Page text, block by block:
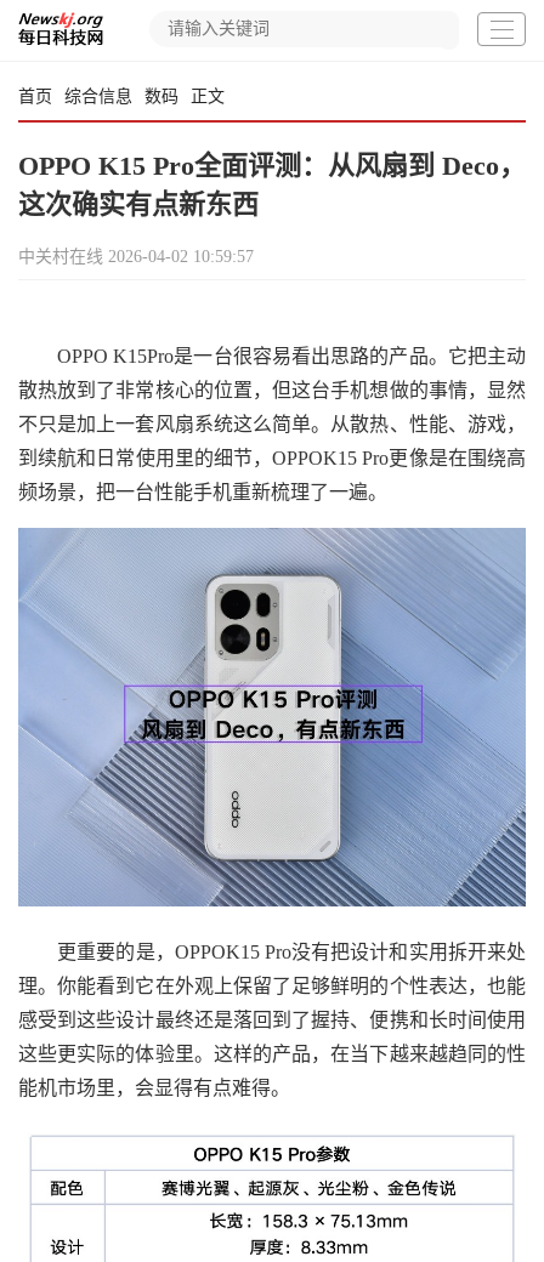
首页 综合信息 数码 正文
OPPO K15 Pro全面评测：从风扇到 Deco，
这次确实有点新东西
中关村在线 2026-04-02 10:59:57
OPPO K15Pro是一台很容易看出思路的产品。它把主动
散热放到了非常核心的位置，但这台手机想做的事情，显然
不只是加上一套风扇系统这么简单。从散热、性能、游戏，
到续航和日常使用里的细节，OPPOK15 Pro更像是在围绕高
频场景，把一台性能手机重新梳理了一遍。
更重要的是，OPPOK15 Pro没有把设计和实用拆开来处
理。你能看到它在外观上保留了足够鲜明的个性表达，也能
感受到这些设计最终还是落回到了握持、便携和长时间使用
这些更实际的体验里。这样的产品，在当下越来越趋同的性
能机市场里，会显得有点难得。